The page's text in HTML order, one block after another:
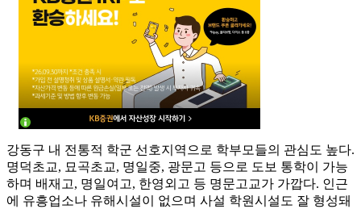
강동구 내 전통적 학군 선호지역으로 학부모들의 관심도 높다.
명덕초교, 묘곡초교, 명일중, 광문고 등으로 도보 통학이 가능
하며 배재고, 명일여고, 한영외고 등 명문고교가 가깝다. 인근
에 유흥업소나 유해시설이 없으며 사설 학원시설도 잘 형성돼